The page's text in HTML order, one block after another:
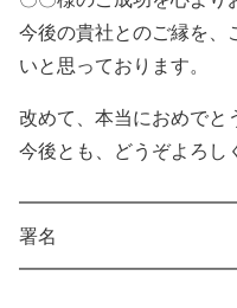
今後の貴社とのご縁を、
いと思っております。
改めて、本当におめでと
今後とも、どうぞよろし
署名